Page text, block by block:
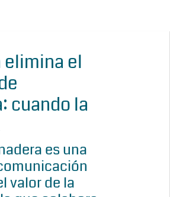
el
cuando la
es una
valor de la